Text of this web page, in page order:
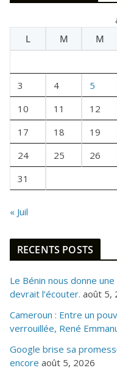
I
U
F
S
L
M M
3
4 5
10
11 12
17
18 19
24
25 26
31
« Juil
RECENTS POSTS
Le Bénin nous donne
devrait l’écouter. août 5,
Cameroun : Entre un
verrouillée, René
Google brise sa
encore août 5, 2026